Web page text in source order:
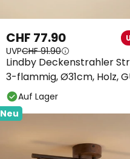
Lindby Deckenstrahler
3-flammig, Ø31cm, Holz,
CHF 77.90
UVPCHF 91.90
Auf Lager
Neu